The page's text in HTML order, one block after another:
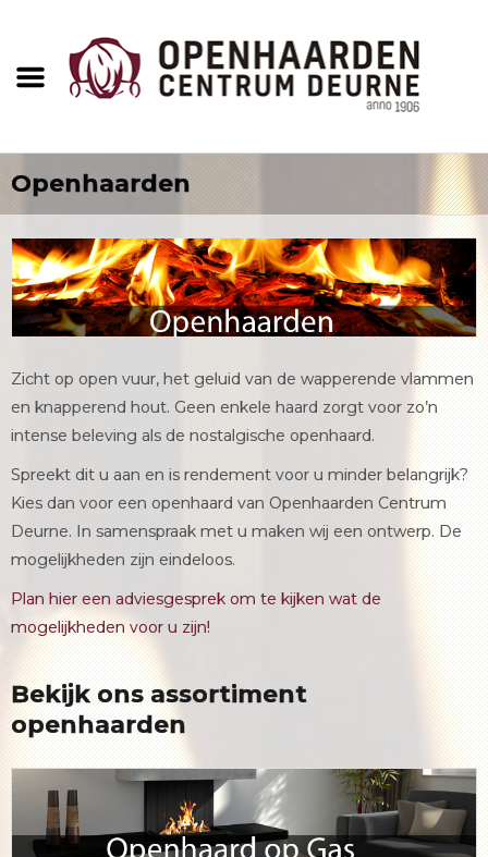
Openhaarden
Zicht op open vuur, het geluid van de wapperende vlammen
en knapperend hout. Geen enkele haard zorgt voor zo’n
intense beleving als de nostalgische openhaard.
Spreekt dit u aan en is rendement voor u minder belangrijk?
Kies dan voor een openhaard van Openhaarden Centrum
Deurne. In samenspraak met u maken wij een ontwerp. De
mogelijkheden zijn eindeloos.
Plan hier een adviesgesprek om te kijken wat de
mogelijkheden voor u zijn!
Bekijk ons assortiment
openhaarden